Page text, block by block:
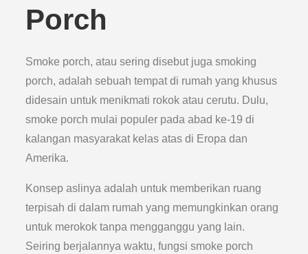
Porch
Smoke porch, atau sering disebut juga smoking
porch, adalah sebuah tempat di rumah yang khusus
didesain untuk menikmati rokok atau cerutu. Dulu,
smoke porch mulai populer pada abad ke-19 di
kalangan masyarakat kelas atas di Eropa dan
Amerika.
Konsep aslinya adalah untuk memberikan ruang
terpisah di dalam rumah yang memungkinkan orang
untuk merokok tanpa mengganggu yang lain.
Seiring berjalannya waktu, fungsi smoke porch